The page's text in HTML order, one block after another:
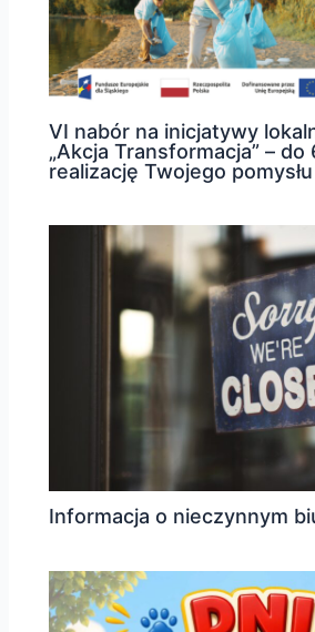
VI nabór na inicjatywy
„Akcja Transformacja” – do
realizację Twojego pomysłu
Informacja o nieczynnym